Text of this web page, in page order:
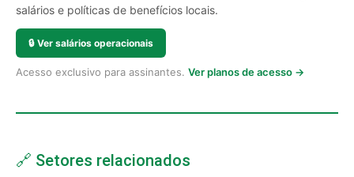
salários e políticas de benefícios locais.
🔒 Ver salários operacionais
Acesso exclusivo para assinantes. Ver planos de acesso →
🔗 Setores relacionados